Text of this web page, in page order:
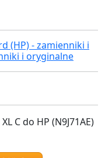
(HP) - zamienniki i
i oryginalne